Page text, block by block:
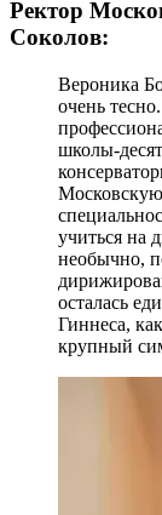
Ректор
Соколов:
Вероника
очень
школы-
Московскую
учиться на
необычно,
осталась
Гиннеса,
крупный